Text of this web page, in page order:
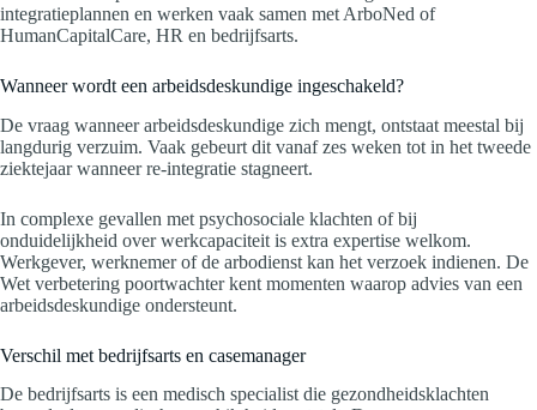
integratieplannen en werken vaak samen met ArboNed of
HumanCapitalCare, HR en bedrijfsarts.
Wanneer wordt een arbeidsdeskundige ingeschakeld?
De vraag wanneer arbeidsdeskundige zich mengt, ontstaat meestal bij
langdurig verzuim. Vaak gebeurt dit vanaf zes weken tot in het tweede
ziektejaar wanneer re-integratie stagneert.
In complexe gevallen met psychosociale klachten of bij
onduidelijkheid over werkcapaciteit is extra expertise welkom.
Werkgever, werknemer of de arbodienst kan het verzoek indienen. De
Wet verbetering poortwachter kent momenten waarop advies van een
arbeidsdeskundige ondersteunt.
Verschil met bedrijfsarts en casemanager
De bedrijfsarts is een medisch specialist die gezondheidsklachten